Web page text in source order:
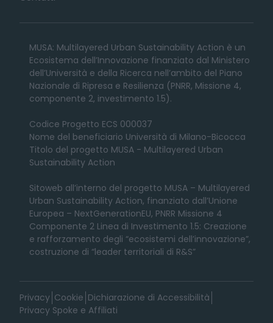
MUSA: Multilayered Urban Sustainability Action è un
Ecosistema dell’Innovazione finanziato dal Ministero
dell’Università e della Ricerca nell’ambito del Piano
Nazionale di Ripresa e Resilienza (PNRR, Missione 4,
componente 2, investimento 1.5).
Codice Progetto ECS 000037
Nome del beneficiario Università di Milano-Bicocca
Titolo del progetto MUSA - Multilayered Urban
Sustainability Action
Sitoweb all’interno del progetto MUSA – Multilayered
Urban Sustainability Action, finanziato dall’Unione
Europea – NextGenerationEU, PNRR Missione 4
Componente 2 Linea di Investimento 1.5: Creazione
e rafforzamento degli “ecosistemi dell’innovazione”,
costruzione di “leader territoriali di R&S”
Privacy Cookie Dichiarazione di Accessibilità
Privacy Spoke e Affiliati